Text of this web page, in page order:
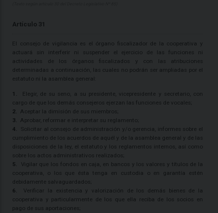
Artículo 31
El consejo de vigilancia es el órgano fiscalizador de la cooperativa y
actuará sin interferir ni suspender el ejercicio de las funciones ni
actividades de los órganos fiscalizados y con las atribuciones
determinadas a continuación, las cuales no podrán ser ampliadas por el
estatuto ni la asamblea general:
1. Elegir, de su seno, a su presidente, vicepresidente y secretario, con
cargo de que los demás consejeros ejerzan las funciones de vocales;
2. Aceptar la dimisión de sus miembros;
3. Aprobar, reformar e interpretar su reglamento;
4. Solicitar al consejo de administración y/o gerencia, informes sobre el
cumplimiento de los acuerdos de aquél y de la asamblea general y de las
disposiciones de la ley, el estatuto y los reglamentos internos, así como
sobre los actos administrativos realizados;
5. Vigilar que los fondos en caja, en bancos y los valores y títulos de la
cooperativa, o los que ésta tenga en custodia o en garantía estén
debidamente salvaguardados;
6. Verificar la existencia y valorización de los demás bienes de la
cooperativa y particularmente de los que ella reciba de los socios en
pago de sus aportaciones;